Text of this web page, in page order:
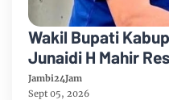
Wakil Bupati
Junaidi H Mahir
Partai Demikrat
Jambi24Jam
Sept 05, 2026